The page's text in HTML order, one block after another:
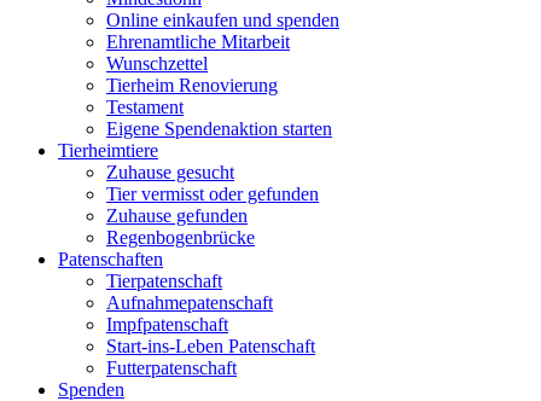
Online einkaufen und spenden
Ehrenamtliche Mitarbeit
Wunschzettel
Tierheim Renovierung
Testament
Eigene Spendenaktion starten
Tierheimtiere
Zuhause gesucht
Tier vermisst oder gefunden
Zuhause gefunden
Regenbogenbrücke
Patenschaften
Tierpatenschaft
Aufnahmepatenschaft
Impfpatenschaft
Start-ins-Leben Patenschaft
Futterpatenschaft
Spenden